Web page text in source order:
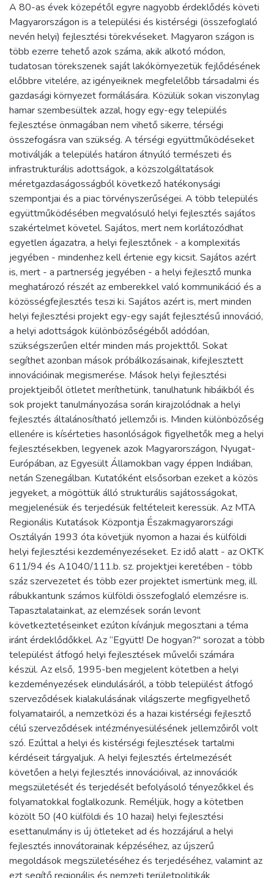
A 80-as évek közepétől egyre nagyobb érdeklődés követi
Magyarországon is a települési és kistérségi (összefoglaló
nevén helyi) fejlesztési törekvéseket. Magyaron szágon is
több ezerre tehető azok száma, akik alkotó módon,
tudatosan törekszenek saját lakókörnyezetük fejlődésének
előbbre vitelére, az igényeiknek megfelelőbb társadalmi és
gazdasági környezet formálására. Közülük sokan viszonylag
hamar szembesültek azzal, hogy egy-egy település
fejlesztése önmagában nem vihető sikerre, térségi
összefogásra van szükség. A térségi együttműködéseket
motiválják a település határon átnyúló természeti és
infrastrukturális adottságok, a közszolgáltatások
méretgazdaságosságból következő hatékonysági
szempontjai és a piac törvényszerűségei. A több település
együttműködésében megvalósuló helyi fejlesztés sajátos
szakértelmet követel. Sajátos, mert nem korlátozódhat
egyetlen ágazatra, a helyi fejlesztőnek - a komplexitás
jegyében - mindenhez kell értenie egy kicsit. Sajátos azért
is, mert - a partnerség jegyében - a helyi fejlesztő munka
meghatározó részét az emberekkel való kommunikáció és a
közösségfejlesztés teszi ki. Sajátos azért is, mert minden
helyi fejlesztési projekt egy-egy saját fejlesztésű innováció,
a helyi adottságok különbözőségéből adódóan,
szükségszerűen eltér minden más projekttől. Sokat
segíthet azonban mások próbálkozásainak, kifejlesztett
innovációinak megismerése. Mások helyi fejlesztési
projektjeiből ötletet meríthetünk, tanulhatunk hibáikból és
sok projekt tanulmányozása során kirajzolódnak a helyi
fejlesztés általánosítható jellemzői is. Minden különbözőség
ellenére is kísérteties hasonlóságok figyelhetők meg a helyi
fejlesztésekben, legyenek azok Magyarországon, Nyugat-
Európában, az Egyesült Államokban vagy éppen Indiában,
netán Szenegálban. Kutatóként elsősorban ezeket a közös
jegyeket, a mögöttük álló strukturális sajátosságokat,
megjelenésük és terjedésük feltételeit keressük. Az MTA
Regionális Kutatások Központja Északmagyarországi
Osztályán 1993 óta követjük nyomon a hazai és külföldi
helyi fejlesztési kezdeményezéseket. Ez idő alatt - az OKTK
611/94 és A1040/111.b. sz. projektjei keretében - több
száz szervezetet és több ezer projektet ismertünk meg, ill.
rábukkantunk számos külföldi összefoglaló elemzésre is.
Tapasztalatainkat, az elemzések során levont
következtetéseinket ezúton kívánjuk megosztani a téma
iránt érdeklődőkkel. Az “Együtt! De hogyan?" sorozat a több
települést átfogó helyi fejlesztések művelői számára
készül. Az első, 1995-ben megjelent kötetben a helyi
kezdeményezések elindulásáról, a több települést átfogó
szerveződések kialakulásának világszerte megfigyelhető
folyamatairól, a nemzetközi és a hazai kistérségi fejlesztő
célú szerveződések intézményesülésének jellemzőiről volt
szó. Ezúttal a helyi és kistérségi fejlesztések tartalmi
kérdéseit tárgyaljuk. A helyi fejlesztés értelmezését
követően a helyi fejlesztés innovációival, az innovációk
megszületését és terjedését befolyásoló tényezőkkel és
folyamatokkal foglalkozunk. Reméljük, hogy a kötetben
közölt 50 (40 külföldi és 10 hazai) helyi fejlesztési
esettanulmány is új ötleteket ad és hozzájárul a helyi
fejlesztés innovátorainak képzéséhez, az újszerű
megoldások megszületéséhez és terjedéséhez, valamint az